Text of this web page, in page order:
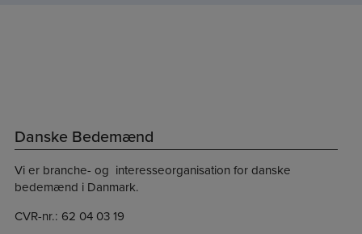
Danske Bedemænd
Vi er branche- og interesseorganisation for danske
bedemænd i Danmark.
CVR-nr.: 62 04 03 19